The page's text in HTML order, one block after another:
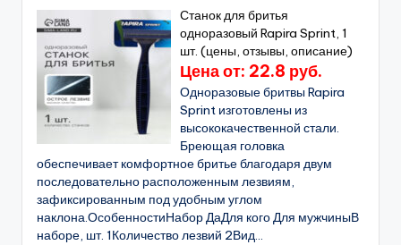
Станок для бритья
одноразовый Rapira Sprint, 1
шт. (цены, отзывы, описание)
Цена от: 22.8 руб.
Одноразовые бритвы Rapira
Sprint изготовлены из
высококачественной стали.
Бреющая головка
обеспечивает комфортное бритье благодаря двум
последовательно расположенным лезвиям,
зафиксированным под удобным углом
наклона.ОсобенностиНабор ДаДля кого Для мужчиныВ
наборе, шт. 1Количество лезвий 2Вид...